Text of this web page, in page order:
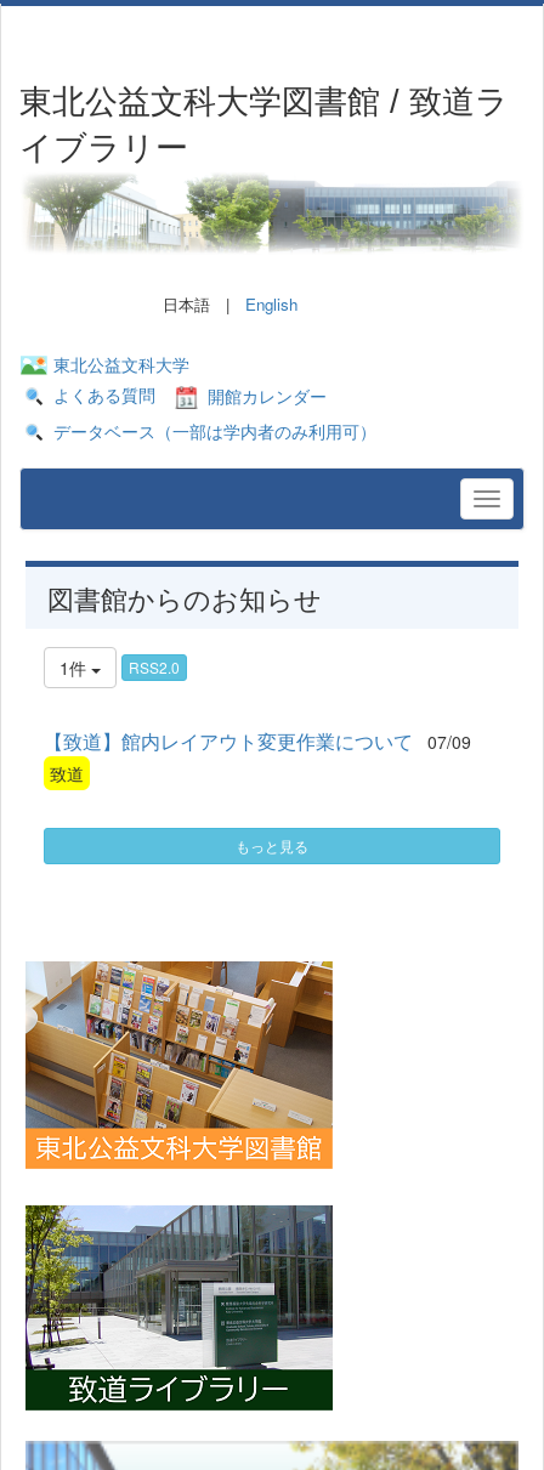
東北公益文科大学図書館 / 致道ラ
イブラリー
日本語 | English
東北公益文科大学
よくある質問
開館カレンダー
データベース（一部は学内者のみ利用可）
図書館からのお知らせ
1件 RSS2.0
【致道】館内レイアウト変更作業について
07/09
致道
もっと見る